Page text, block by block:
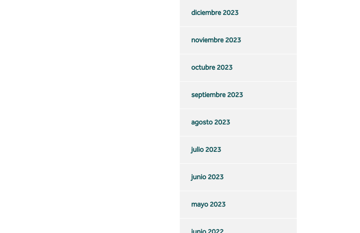
diciembre 2023
noviembre 2023
octubre 2023
septiembre 2023
agosto 2023
julio 2023
junio 2023
mayo 2023